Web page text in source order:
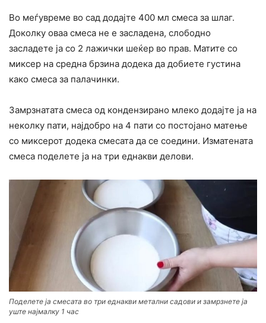
Во меѓувреме во сад додајте 400 мл смеса за шлаг.
Доколку оваа смеса не е засладена, слободно
засладете ја со 2 лажички шеќер во прав. Матите со
миксер на средна брзина додека да добиете густина
како смеса за палачинки.
Замрзнатата смеса од кондензирано млеко додајте ја на
неколку пати, најдобро на 4 пати со постојано матење
со миксерот додека смесата да се соедини. Изматената
смеса поделете ја на три еднакви делови.
Поделете ја смесата во три еднакви метални садови и замрзнете ја
уште најмалку 1 час